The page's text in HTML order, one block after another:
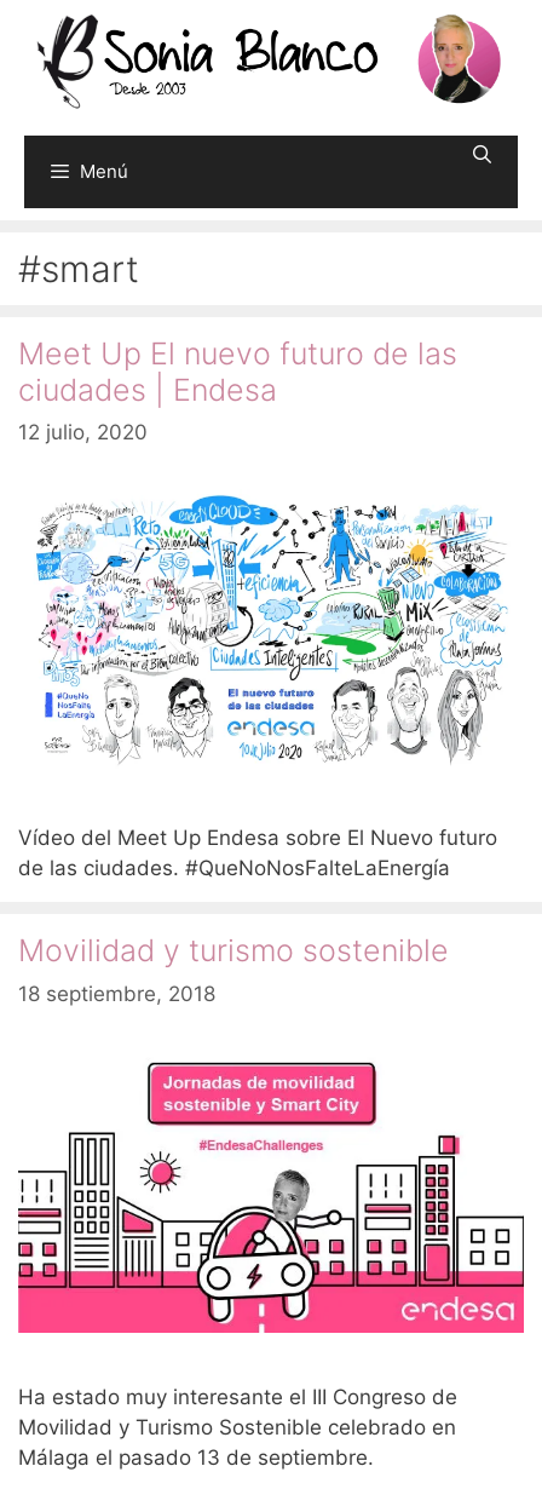
contenido
Menú
#smart
Meet Up El nuevo futuro de las
ciudades | Endesa
12 julio, 2020
Vídeo del Meet Up Endesa sobre El Nuevo futuro
de las ciudades. #QueNoNosFalteLaEnergía
Movilidad y turismo sostenible
18 septiembre, 2018
Ha estado muy interesante el III Congreso de
Movilidad y Turismo Sostenible celebrado en
Málaga el pasado 13 de septiembre.